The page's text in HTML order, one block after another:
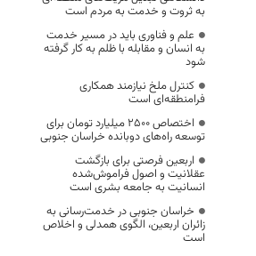
به ثروت و خدمت به مردم است
علم و فناوری باید در مسیر خدمت
به انسان و مقابله با ظلم به کار گرفته
شود
کنترل ملخ نیازمند همکاری
فرامنطقه‌ای است
اختصاص 2500 میلیارد تومان برای
توسعه راه‌های دوبانده خراسان جنوبی
اربعین فرصتی برای بازگشت
عقلانیت و اصول فراموش‌شده
انسانیت به جامعه بشری است
خراسان جنوبی در خدمت‌رسانی به
زائران اربعین، الگوی همدلی و اخلاص
است